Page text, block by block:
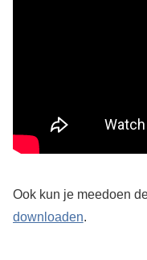
Ook kun je meedoen
downloaden.